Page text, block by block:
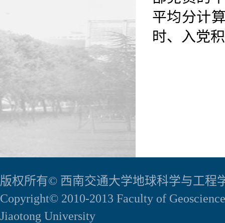
平均分计
时、入党
版权所有© 西南交通大学地球科学与工程
Copyright© 2010-2013 Faculty of
Jiaotong University